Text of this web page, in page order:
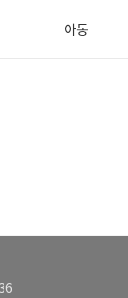
아동